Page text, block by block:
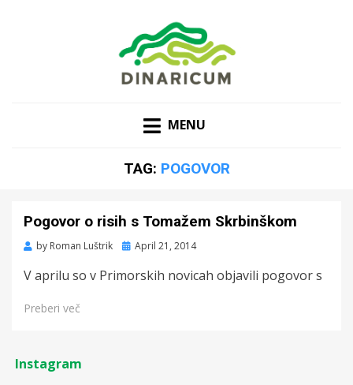
MENU
TAG: POGOVOR
Pogovor o risih s Tomažem Skrbinškom
by Roman Luštrik
Posted
April 21, 2014
V aprilu so v Primorskih novicah objavili pogovor s
Preberi več
Instagram